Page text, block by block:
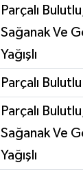
Parçalı
Sağanak Ve
Yağışlı
Parçalı Bulutlu
Parçalı
Sağanak Ve
Yağışlı